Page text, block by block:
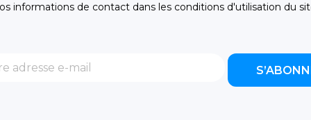
informations de contact dans les conditions d'utilisation du